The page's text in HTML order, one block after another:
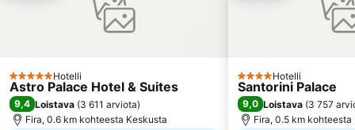
5 Tähtiluokitus
Hotelli
Astro Palace Hotel & Suites
9,4 Loistava (3 611 arviota)
Fira, 0.6 km kohteesta Keskusta
4 Tähtiluokitus
Hotelli
Santorini Palace
9,0 Loistava (3 757
Fira, 0.5 km kohteesta